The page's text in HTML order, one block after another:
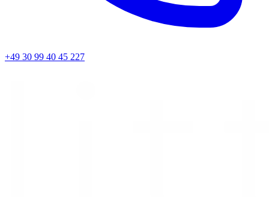
+49 30 99 40 45 227